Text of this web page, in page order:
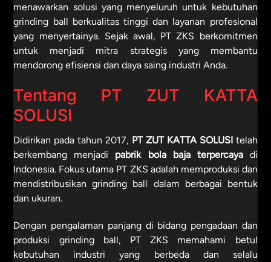
menawarkan solusi yang menyeluruh untuk kebutuhan
grinding ball berkualitas tinggi dan layanan profesional
yang menyertainya. Sejak awal, PT ZKS berkomitmen
untuk menjadi mitra strategis yang membantu
mendorong efisiensi dan daya saing industri Anda.
Tentang PT ZUT KATTA
SOLUSI
Didirikan pada tahun 2017, PT ZUT KATTA SOLUSItelah
berkembang menjadi pabrik bola baja terpercayadi
Indonesia. Fokus utama PT ZKS adalah memproduksi dan
mendistribusikan grinding ball dalam berbagai bentuk
dan ukuran.
Dengan pengalaman panjang di bidang pengadaan dan
produksi grinding ball, PT ZKS memahami betul
kebutuhan industri yang berbeda dan selalu